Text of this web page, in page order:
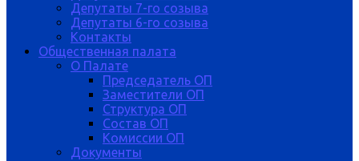
Депутаты 7-го созыва
Депутаты 6-го созыва
Контакты
Общественная палата
О Палате
Председатель ОП
Заместители ОП
Структура ОП
Состав ОП
Комиссии ОП
Документы